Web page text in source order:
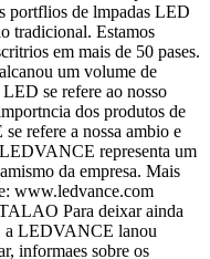
portflios de lmpadas LED
tradicional. Estamos
em mais de 50 pases.
um volume de
se refere ao nosso
dos produtos de
refere a nossa ambio e
representa um
da empresa. Mais
www.ledvance.com
Para deixar ainda
a LEDVANCE lanou
informaes sobre os